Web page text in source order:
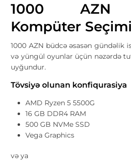
1000 AZN
Kompüter Seçimi
1000 AZN büdcə əsasən gündəlik
və yüngül oyunlar üçün nəzərdə
uyğundur.
Tövsiyə olunan konfiqurasiya
AMD Ryzen 5 5500G
16 GB DDR4 RAM
500 GB NVMe SSD
Vega Graphics
və ya